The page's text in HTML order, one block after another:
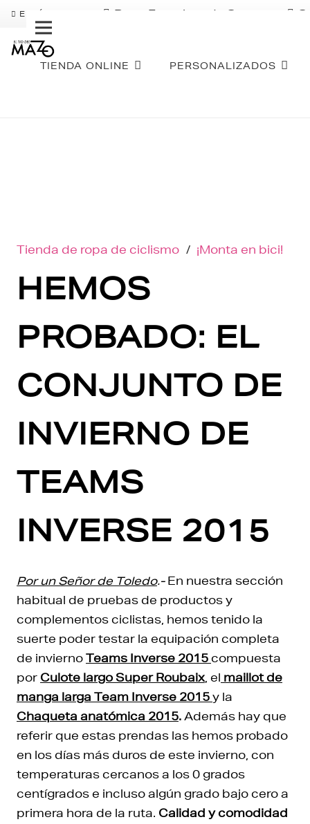
ENVÍO GRATIS Pago Fraccionado Sequra
TIENDA ONLINE PERSONALIZADOS
Tienda de ropa de ciclismo / ¡Monta en bici!
HEMOS
PROBADO: EL
CONJUNTO DE
INVIERNO DE
TEAMS
INVERSE 2015
Por un Señor de Toledo.-En nuestra sección
habitual de pruebas de productos y
complementos ciclistas, hemos tenido la
suerte poder testar la equipación completa
de inviernoTeams Inverse 2015compuesta
por Culote largo Super Roubaix , el maillot de
manga larga Team Inverse 2015y la
Chaqueta anatómica 2015. Además hay que
referir que estas prendas las hemos probado
en los días más duros de este invierno, con
temperaturas cercanos a los 0 grados
centígrados e incluso algún grado bajo cero a
primera hora de la ruta. Calidad y comodidad